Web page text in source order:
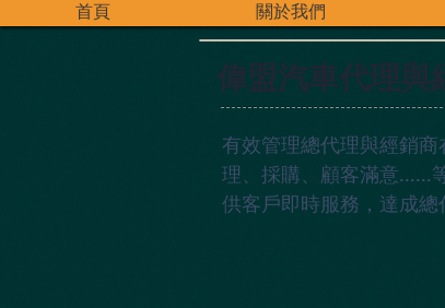
首頁 關於我們
偉盟汽車代理與
有效管理總代理與經銷
理、採購、顧客滿意......
供客戶即時服務，達成總